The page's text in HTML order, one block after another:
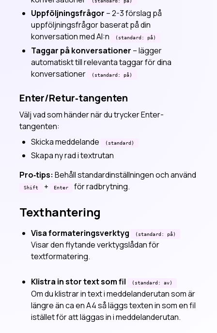
Uppföljningsfrågor – 2-3 förslag på
uppföljningsfrågor baserat på din
konversation med AI:n
(standard: på)
Taggar på konversationer – lägger
automatiskt till relevanta taggar för dina
konversationer
(standard: på)
Enter/Retur‑tangenten
Välj vad som händer när du trycker Enter-
tangenten:
Skicka meddelande
(standard)
Skapa ny rad i textrutan
Pro‑tips: Behåll standardinställningen och använd
Shift + Enter för radbrytning.
Texthantering
Visa formateringsverktyg (standard: på)
Visar den flytande verktygslådan för
textformatering.
Klistra in stor text som fil (standard: av)
Om du klistrar in text i meddelanderutan som är
längre än ca en A4 så läggs texten in som en fil
istället för att läggas in i meddelanderutan.